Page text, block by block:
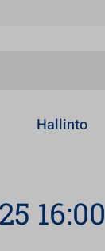
Hallinto
16:00